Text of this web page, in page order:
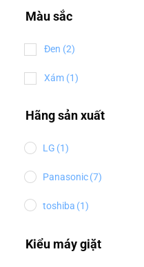
Màu sắc
Đen (2)
Xám (1)
Hãng sản xuất
LG (1)
Panasonic (7)
toshiba (1)
Kiểu máy giặt